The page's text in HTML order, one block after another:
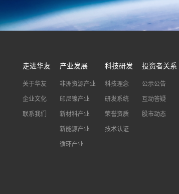
走进华友
关于华友
企业文化
联系我们
产业发展
非洲资源产业
印尼镍产业
新材料产业
新能源产业
循环产业
科技研发
科技理念
研发系统
荣誉资质
技术认证
投资者关系
公示公告
互动答疑
股市动态